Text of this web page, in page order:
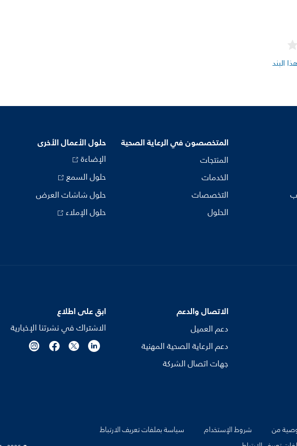
البند
المتخصصون في الرعاية الصحية
المنتجات
الخدمات
التخصصات
الحلول
حلول الأعمال الأخرى
الإضاءة
حلول السمع
حلول شاشات العرض
حلول الإملاء
الاتصال والدعم
دعم العميل
دعم الرعاية الصحية المهنية
جهات اتصال الشركة
ابق على اطلاع
الاشتراك في نشرتنا الإخبارية
من شروط الإستخدام
سياسة بملفات تعريف الارتباط